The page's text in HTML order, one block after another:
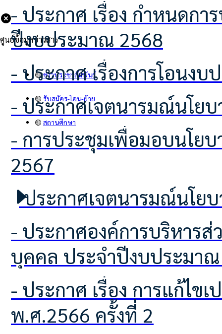
ศูนย์ข้อมูลข่าวสาร
🟡ข่าวประชาสัมพันธ์
🟡 รับสมัคร-โอน-ย้าย
🟡 สถานศึกษา
- ประกาศ เรื่อง กำหนดการประชุมอาสาสมัครท้องถิ่นรักษ์โลก (อถล.) ประจำ
ปีงบประมาณ 2568
- ประกาศ เรื่องการโอน
- ประกาศเจตนารมณ์นโย
- การประชุมเพื่อมอบนโยบายในการประกาศเจตนารมณ์นโยบาย (No Gift Policy)
2567
ประกาศเจตนารมณ์นโย
- ประกาศองค์การบริหารส่วนตำบลโคกเพลาะ เรื่อง นโยบายการบริหารทรัพยากร
บุคคล ประจำปีงบประมา
- ประกาศ เรื่อง การแก้ไขเปลี่ยนแปลงคำชี้แจงงบประมาณ ประจำปีงบประมาณ
พ.ศ.2566 ครั้งที่ 2